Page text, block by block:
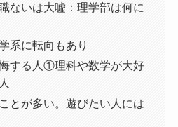
ないは大嘘：理学部は何に
系に転向もあり
する人①理科や数学が大好
とが多い。遊びたい人には